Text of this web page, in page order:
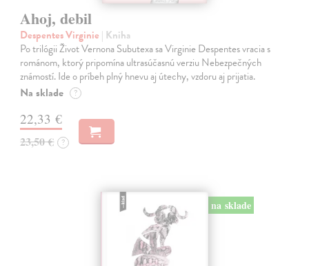
Ahoj, debil
Despentes Virginie | Kniha
Po trilógii Život Vernona Subutexa sa Virginie Despentes vracia s
románom, ktorý pripomína ultrasúčasnú verziu Nebezpečných
známostí. Ide o príbeh plný hnevu aj útechy, vzdoru aj prijatia.
Na sklade ?
22,33 €
23,50 € ?
na sklade